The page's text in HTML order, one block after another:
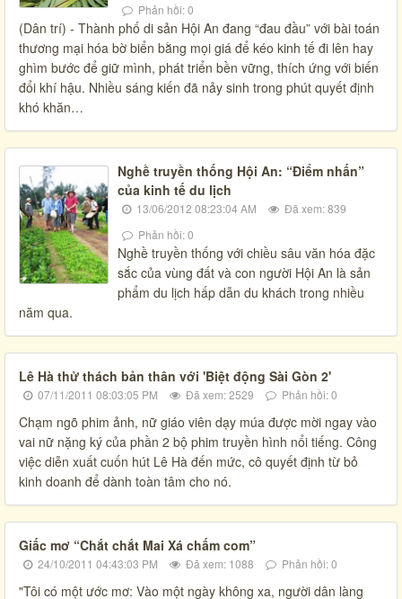
Phản hồi: 0
(Dân trí) - Thành phố di sản Hội An đang “đau đầu” với bài toán
thương mại hóa bờ biển bằng mọi giá để kéo kinh tế đi lên hay
ghìm bước để giữ mình, phát triển bền vững, thích ứng với biến
đổi khí hậu. Nhiều sáng kiến đã nảy sinh trong phút quyết định
khó khăn…
Nghề truyền thống Hội An: “Điểm nhấn”
của kinh tế du lịch
13/06/2012 08:23:04 AM
Đã xem: 839
Phản hồi: 0
Nghề truyền thống với chiều sâu văn hóa đặc
sắc của vùng đất và con người Hội An là sản
phẩm du lịch hấp dẫn du khách trong nhiều
năm qua.
Lê Hà thử thách bản thân với 'Biệt động Sài Gòn 2'
07/11/2011 08:03:05 PM Đã xem: 2529 Phản hồi: 0
Chạm ngõ phim ảnh, nữ giáo viên dạy múa được mời ngay vào
vai nữ nặng ký của phần 2 bộ phim truyền hình nổi tiếng. Công
việc diễn xuất cuốn hút Lê Hà đến mức, cô quyết định từ bỏ
kinh doanh để dành toàn tâm cho nó.
Giấc mơ “Chắt chắt Mai Xá chấm com”
24/10/2011 04:43:03 PM Đã xem: 1088 Phản hồi: 0
"Tôi có một ước mơ: Vào một ngày không xa, người dân làng